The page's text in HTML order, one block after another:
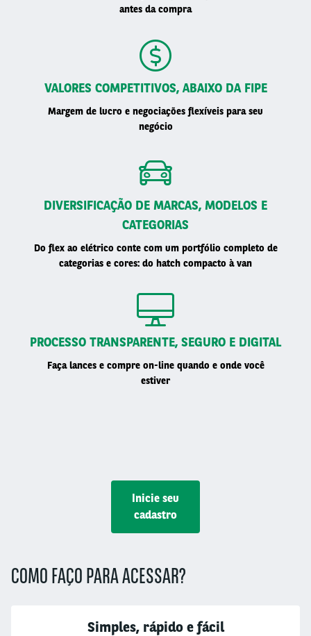
antes da compra
VALORES COMPETITIVOS, ABAIXO DA FIPE
Margem de lucro e negociações flexíveis para seu
negócio
DIVERSIFICAÇÃO DE MARCAS, MODELOS E
CATEGORIAS
Do flex ao elétrico conte com um portfólio completo de
categorias e cores: do hatch compacto à van
PROCESSO TRANSPARENTE, SEGURO E DIGITAL
Faça lances e compre on-line quando e onde você
estiver
Inicie seu
cadastro
COMO FAÇO PARA ACESSAR?
Simples, rápido e fácil